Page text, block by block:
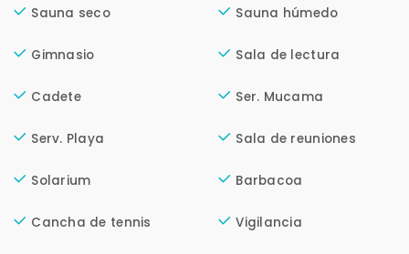
Sauna seco Sauna húmedo
Gimnasio Sala de lectura
Cadete Ser. Mucama
Serv. Playa Sala de reuniones
Solarium Barbacoa
Cancha de tennis Vigilancia
No compartimos tu información ni enviamos spam.
Solo los usamos para responder tu consulta.